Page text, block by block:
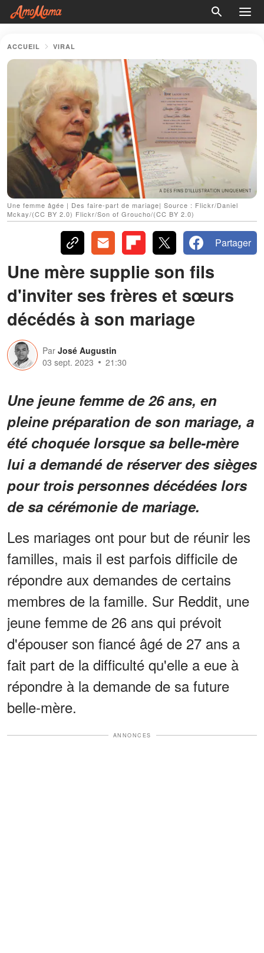
ACCUEIL VIRAL
Une femme âgée | Des faire-part de mariage| Source : Flickr/Daniel
Mckay/(CC BY 2.0) Flickr/Son of Groucho/(CC BY 2.0)
Partager
Une mère supplie son fils
d'inviter ses frères et sœurs
décédés à son mariage
Par José Augustin
03 sept. 2023
21:30
Une jeune femme de 26 ans, en
pleine préparation de son mariage, a
été choquée lorsque sa belle-mère
lui a demandé de réserver des sièges
pour trois personnes décédées lors
de sa cérémonie de mariage.
Les mariages ont pour but de réunir les
familles, mais il est parfois difficile de
répondre aux demandes de certains
membres de la famille. Sur Reddit, une
jeune femme de 26 ans qui prévoit
d'épouser son fiancé âgé de 27 ans a
fait part de la difficulté qu'elle a eue à
répondre à la demande de sa future
belle-mère.
ANNONCES